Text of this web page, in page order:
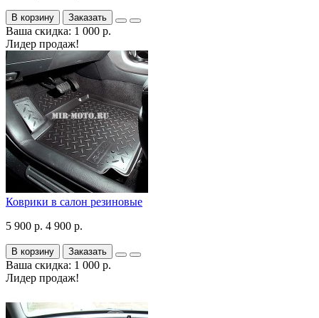
В корзину Заказать
Ваша скидка: 1 000 р.
Лидер продаж!
Коврики в салон резиновые
5 900 р. 4 900 р.
В корзину Заказать
Ваша скидка: 1 000 р.
Лидер продаж!